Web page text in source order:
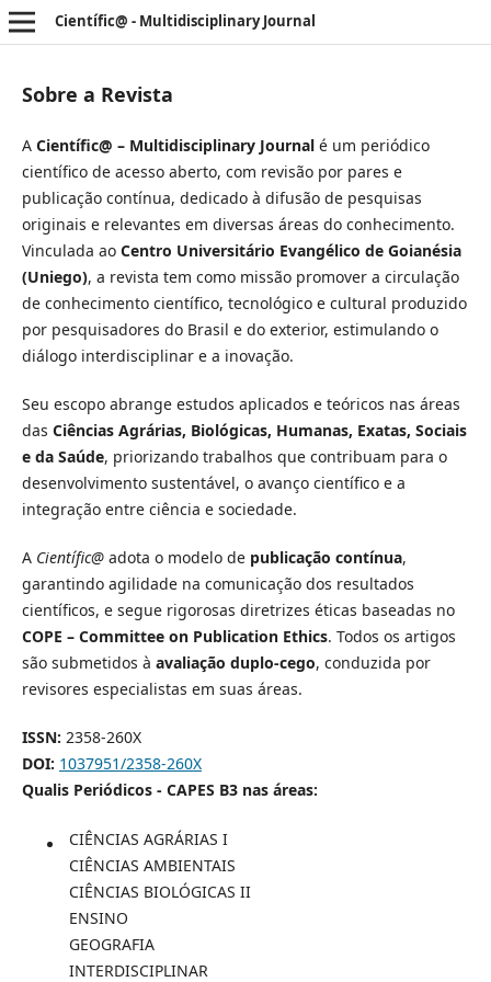
Científic@ - Multidisciplinary Journal
Sobre a Revista
A Científic@ – Multidisciplinary Journal é um periódico
científico de acesso aberto, com revisão por pares e
publicação contínua, dedicado à difusão de pesquisas
originais e relevantes em diversas áreas do conhecimento.
Vinculada ao Centro Universitário Evangélico de Goianésia
(Uniego), a revista tem como missão promover a circulação
de conhecimento científico, tecnológico e cultural produzido
por pesquisadores do Brasil e do exterior, estimulando o
diálogo interdisciplinar e a inovação.
Seu escopo abrange estudos aplicados e teóricos nas áreas
das Ciências Agrárias, Biológicas, Humanas, Exatas, Sociais
e da Saúde, priorizando trabalhos que contribuam para o
desenvolvimento sustentável, o avanço científico e a
integração entre ciência e sociedade.
A Científic@adota o modelo de publicação contínua,
garantindo agilidade na comunicação dos resultados
científicos, e segue rigorosas diretrizes éticas baseadas no
COPE – Committee on Publication Ethics. Todos os artigos
são submetidos à avaliação duplo-cego, conduzida por
revisores especialistas em suas áreas.
ISSN: 2358-260X
DOI: 1037951/2358-260X
Qualis Periódicos - CAPES B3 nas áreas:
CIÊNCIAS AGRÁRIAS I
CIÊNCIAS AMBIENTAIS
CIÊNCIAS BIOLÓGICAS II
ENSINO
GEOGRAFIA
INTERDISCIPLINAR